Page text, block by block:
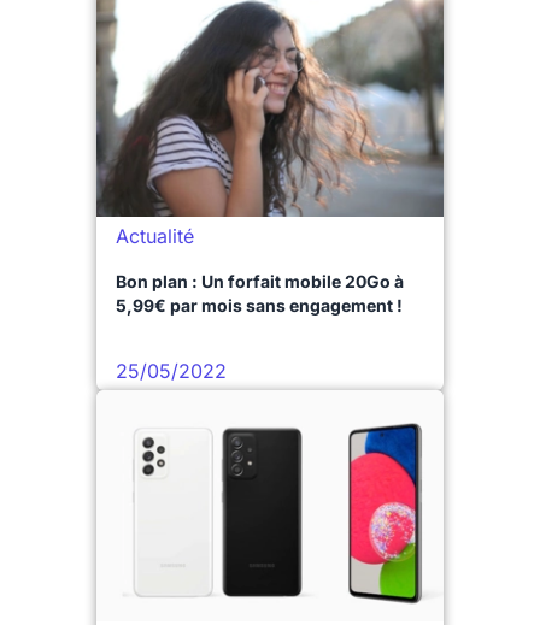
Actualité
Bon plan : Un forfait mobile 20Go à
5,99€ par mois sans engagement !
25/05/2022